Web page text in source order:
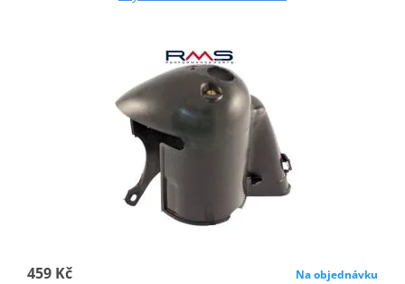
459 Kč Na objednávku